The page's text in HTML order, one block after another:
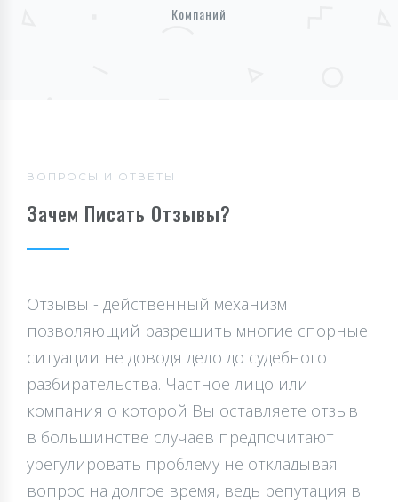
Компаний
ВОПРОСЫ И ОТВЕТЫ
Зачем Писать Отзывы?
Отзывы - действенный механизм
позволяющий разрешить многие спорные
ситуации не доводя дело до судебного
разбирательства. Частное лицо или
компания о которой Вы оставляете отзыв
в большинстве случаев предпочитают
урегулировать проблему не откладывая
вопрос на долгое время, ведь репутация в